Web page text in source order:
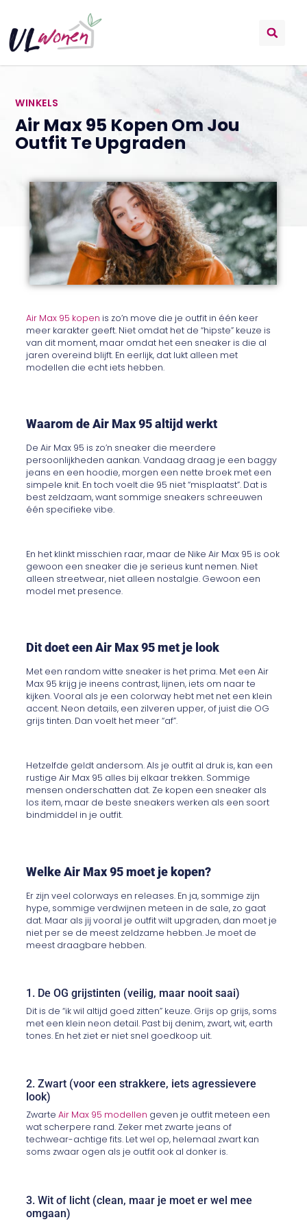
WINKELS
Air Max 95 Kopen Om Jou
Outfit Te Upgraden
Air Max 95 kopen is zo’n move die je outfit in één keer
meer karakter geeft. Niet omdat het de “hipste” keuze is
van dit moment, maar omdat het een sneaker is die al
jaren overeind blijft. En eerlijk, dat lukt alleen met
modellen die echt iets hebben.
Waarom de Air Max 95 altijd werkt
De Air Max 95 is zo’n sneaker die meerdere
persoonlijkheden aankan. Vandaag draag je een baggy
jeans en een hoodie, morgen een nette broek met een
simpele knit. En toch voelt die 95 niet “misplaatst”. Dat is
best zeldzaam, want sommige sneakers schreeuwen
één specifieke vibe.
En het klinkt misschien raar, maar de Nike Air Max 95 is ook
gewoon een sneaker die je serieus kunt nemen. Niet
alleen streetwear, niet alleen nostalgie. Gewoon een
model met presence.
Dit doet een Air Max 95 met je look
Met een random witte sneaker is het prima. Met een Air
Max 95 krijg je ineens contrast, lijnen, iets om naar te
kijken. Vooral als je een colorway hebt met net een klein
accent. Neon details, een zilveren upper, of juist die OG
grijs tinten. Dan voelt het meer “af”.
Hetzelfde geldt andersom. Als je outfit al druk is, kan een
rustige Air Max 95 alles bij elkaar trekken. Sommige
mensen onderschatten dat. Ze kopen een sneaker als
los item, maar de beste sneakers werken als een soort
bindmiddel in je outfit.
Welke Air Max 95 moet je kopen?
Er zijn veel colorways en releases. En ja, sommige zijn
hype, sommige verdwijnen meteen in de sale, zo gaat
dat. Maar als jij vooral je outfit wilt upgraden, dan moet je
niet per se de meest zeldzame hebben. Je moet de
meest draagbare hebben.
1. De OG grijstinten (veilig, maar nooit saai)
Dit is de “ik wil altijd goed zitten” keuze. Grijs op grijs, soms
met een klein neon detail. Past bij denim, zwart, wit, earth
tones. En het ziet er niet snel goedkoop uit.
2. Zwart (voor een strakkere, iets agressievere
look)
ZwarteAir Max 95 modellen geven je outfit meteen een
wat scherpere rand. Zeker met zwarte jeans of
techwear-achtige fits. Let wel op, helemaal zwart kan
soms zwaar ogen als je outfit ook al donker is.
3. Wit of licht (clean, maar je moet er wel mee
omgaan)